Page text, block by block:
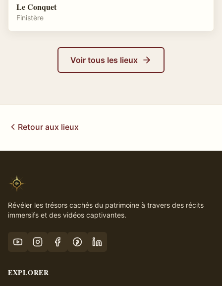
Le Conquet
Finistère
Voir tous les lieux
Retour aux lieux
Révéler les trésors cachés du patrimoine à travers des récits
immersifs et des vidéos captivantes.
EXPLORER